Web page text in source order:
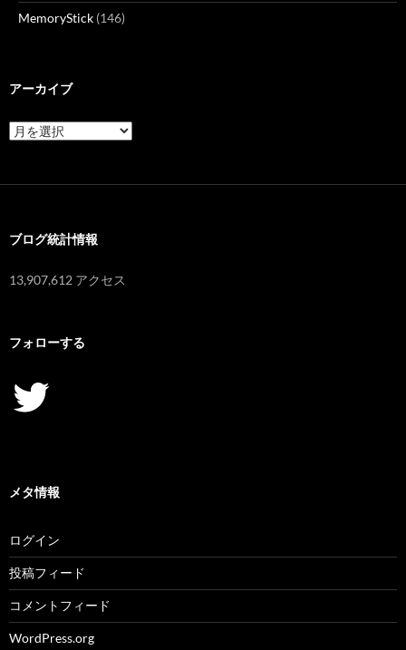
MemoryStick (146)
アーカイブ
ア
ー
ブログ統計情報
13,907,612 アクセス
フォローする
Twitter
メタ情報
ログイン
投稿フィード
コメントフィード
WordPress.org